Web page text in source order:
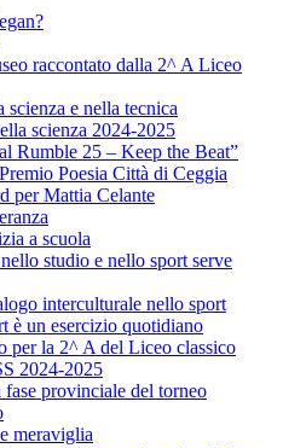
raccontato dalla 2^ A Liceo
e nella tecnica
scienza 2024-2025
Rumble 25 – Keep the Beat”
Poesia Città di Ceggia
per Mattia Celante
a scuola
studio e nello sport serve
interculturale nello sport
è un esercizio quotidiano
per la 2^ A del Liceo classico
2024-2025
provinciale del torneo
meraviglia